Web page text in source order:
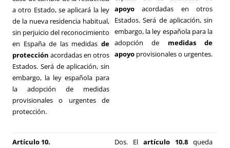
a otro Estado, se aplicará la ley
de la nueva residencia habitual,
sin perjuicio del reconocimiento
en España de las medidas de
protección acordadas en otros
Estados. Será de aplicación, sin
embargo, la ley española para
la adopción de medidas
provisionales o urgentes de
protección.
apoyo acordadas en otros
Estados. Será de aplicación, sin
embargo, la ley española para la
adopción de medidas de
apoyo provisionales o urgentes.
Artículo 10. Dos. El artículo 10.8 queda